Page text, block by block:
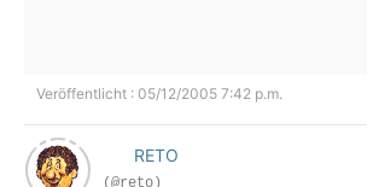
Veröffentlicht : 05/12/2005 7:42 p.m.
RETO
(@reto)